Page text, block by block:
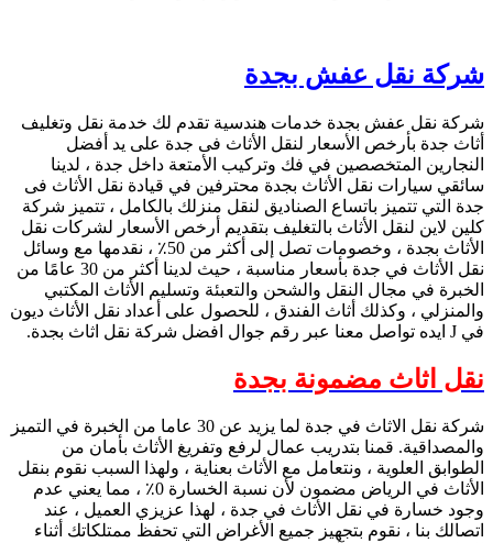
شركة نقل عفش بجدة
شركة نقل عفش بجدة خدمات هندسية تقدم لك خدمة نقل وتغليف
أثاث جدة بأرخص الأسعار لنقل الأثاث فى جدة على يد أفضل
النجارين المتخصصين في فك وتركيب الأمتعة داخل جدة ، لدينا
سائقي سيارات نقل الأثاث بجدة محترفين في قيادة نقل الأثاث فى
جدة التي تتميز باتساع الصناديق لنقل منزلك بالكامل ، تتميز شركة
كلين لاين لنقل الأثاث بالتغليف بتقديم أرخص الأسعار لشركات نقل
الأثاث بجدة ، وخصومات تصل إلى أكثر من 50٪ ، نقدمها مع وسائل
نقل الأثاث في جدة بأسعار مناسبة ، حيث لدينا أكثر من 30 عامًا من
الخبرة في مجال النقل والشحن والتعبئة وتسليم الأثاث المكتبي
والمنزلي ، وكذلك أثاث الفندق ، للحصول على أعداد نقل الأثاث ديون
في J ايده تواصل معنا عبر رقم جوال افضل شركة نقل اثاث بجدة.
نقل اثاث مضمونة بجدة
شركة نقل الاثاث في جدة لما يزيد عن 30 عاما من الخبرة في التميز
والمصداقية. قمنا بتدريب عمال لرفع وتفريغ الأثاث بأمان من
الطوابق العلوية ، ونتعامل مع الأثاث بعناية ، ولهذا السبب نقوم بنقل
الأثاث في الرياض مضمون لأن نسبة الخسارة 0٪ ، مما يعني عدم
وجود خسارة في نقل الأثاث في جدة ، لهذا عزيزي العميل ، عند
اتصالك بنا ، نقوم بتجهيز جميع الأغراض التي تحفظ ممتلكاتك أثناء